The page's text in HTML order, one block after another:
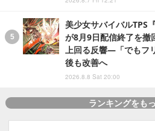
美少女サバイバルTPS
が8月9日配信終了を撤
上回る反響―「でもフ
後も改善へ
2026.8.8 Sat 20:00
ランキングをも